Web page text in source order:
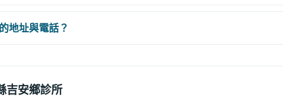
地址與電話？
吉安鄉診所